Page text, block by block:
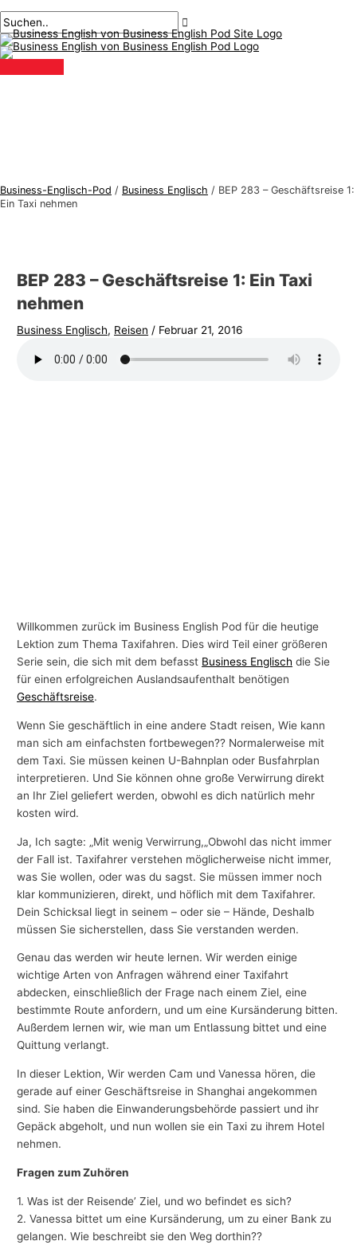
Inhalt
springen
Business-Englisch-Pod / Business Englisch / BEP 283 – Geschäftsreise 1:
Ein Taxi nehmen
BEP 283 – Geschäftsreise 1: Ein Taxi
nehmen
Business Englisch, Reisen / Februar 21, 2016
Willkommen zurück im Business English Pod für die heutige
Lektion zum Thema Taxifahren. Dies wird Teil einer größeren
Serie sein, die sich mit dem befasst Business Englisch die Sie
für einen erfolgreichen Auslandsaufenthalt benötigen
Geschäftsreise.
Wenn Sie geschäftlich in eine andere Stadt reisen, Wie kann
man sich am einfachsten fortbewegen?? Normalerweise mit
dem Taxi. Sie müssen keinen U-Bahnplan oder Busfahrplan
interpretieren. Und Sie können ohne große Verwirrung direkt
an Ihr Ziel geliefert werden, obwohl es dich natürlich mehr
kosten wird.
Ja, Ich sagte: „Mit wenig Verwirrung,„Obwohl das nicht immer
der Fall ist. Taxifahrer verstehen möglicherweise nicht immer,
was Sie wollen, oder was du sagst. Sie müssen immer noch
klar kommunizieren, direkt, und höflich mit dem Taxifahrer.
Dein Schicksal liegt in seinem – oder sie – Hände, Deshalb
müssen Sie sicherstellen, dass Sie verstanden werden.
Genau das werden wir heute lernen. Wir werden einige
wichtige Arten von Anfragen während einer Taxifahrt
abdecken, einschließlich der Frage nach einem Ziel, eine
bestimmte Route anfordern, und um eine Kursänderung bitten.
Außerdem lernen wir, wie man um Entlassung bittet und eine
Quittung verlangt.
In dieser Lektion, Wir werden Cam und Vanessa hören, die
gerade auf einer Geschäftsreise in Shanghai angekommen
sind. Sie haben die Einwanderungsbehörde passiert und ihr
Gepäck abgeholt, und nun wollen sie ein Taxi zu ihrem Hotel
nehmen.
Fragen zum Zuhören
1. Was ist der Reisende’ Ziel, und wo befindet es sich?
2. Vanessa bittet um eine Kursänderung, um zu einer Bank zu
gelangen. Wie beschreibt sie den Weg dorthin??
Sie
hier
ein..
B
u
s
i
E
i
s
c
S
u
c
h
h